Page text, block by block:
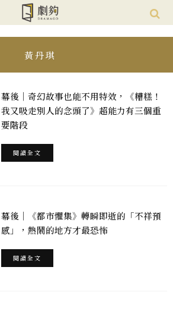
黃丹琪
幕後｜奇幻故事也能不用特效，《糟糕！
我又吸走別人的念頭了》超能力有三個重
要階段
閱讀全文
幕後｜《都市懼集》轉瞬即逝的「不祥預
感」，熱鬧的地方才最恐怖
閱讀全文